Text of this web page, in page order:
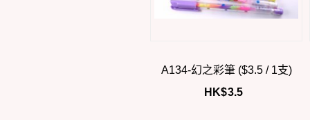
A134-幻之彩筆 ($3.5 / 1支)
HK$3.5